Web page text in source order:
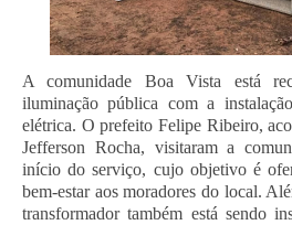
A comunidade Boa Vista está
iluminação pública com a
elétrica. O prefeito Felipe Ribeiro,
Jefferson Rocha, visitaram a
início do serviço, cujo objetivo é
bem-estar aos moradores do local.
transformador também está sendo